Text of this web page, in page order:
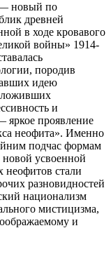
— новый по
древней
в ходе кровавого
войны» 1914-
породив
идею
и
яркое проявление
неофита». Именно
подчас формам
новой усвоенной
неофитов стали
разновидностей
национализм
мистицизма,
и